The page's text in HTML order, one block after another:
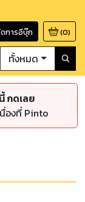
การอีบุ๊ก (0)
ทั้งหมด
กดเลย
องที่ Pinto